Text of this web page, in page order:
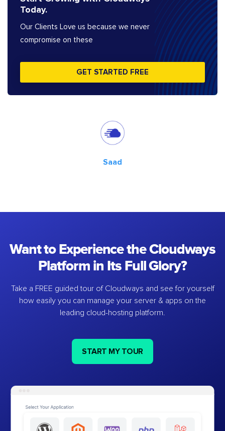
Today.
Our Clients Love us because we never
compromise on these
GET STARTED FREE
Saad
Want to Experience the Cloudways
Platform in Its Full Glory?
Take a FREE guided tour of Cloudways and see for yourself
how easily you can manage your server & apps on the
leading cloud-hosting platform.
START MY TOUR